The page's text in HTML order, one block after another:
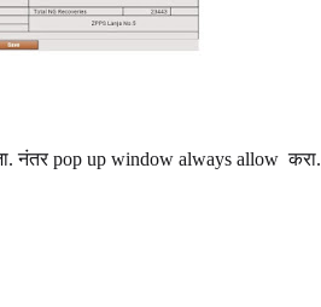
नंतर pop up window always allow करा.